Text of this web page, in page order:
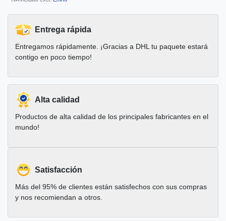
Entrega rápida
Entregamos rápidamente. ¡Gracias a DHL tu paquete estará
contigo en poco tiempo!
Alta calidad
Productos de alta calidad de los principales fabricantes en el
mundo!
Satisfacción
Más del 95% de clientes están satisfechos con sus compras
y nos recomiendan a otros.